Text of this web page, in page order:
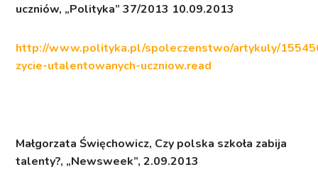
uczniów, „Polityka” 37/2013 10.09.2013
http://www.polityka.pl/spoleczenstwo/artykuly/
zycie-utalentowanych-uczniow.read
Małgorzata Święchowicz, Czy polska szkoła zabija
talenty?, „Newsweek”, 2.09.2013